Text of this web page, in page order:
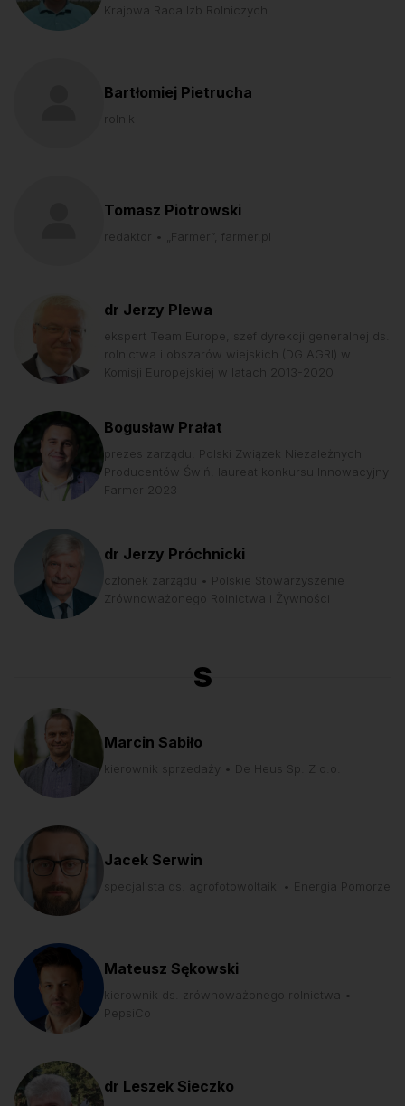
Krajowa Rada Izb Rolniczych
Bartłomiej Pietrucha
rolnik
Tomasz Piotrowski
redaktor • „Farmer”, farmer.pl
dr Jerzy Plewa
ekspert Team Europe, szef dyrekcji generalnej ds.
rolnictwa i obszarów wiejskich (DG AGRI) w
Komisji Europejskiej w latach 2013-2020
Bogusław Prałat
prezes zarządu, Polski Związek Niezależnych
Producentów Świń, laureat konkursu Innowacyjny
Farmer 2023
dr Jerzy Próchnicki
członek zarządu • Polskie Stowarzyszenie
Zrównoważonego Rolnictwa i Żywności
S
Marcin Sabiło
kierownik sprzedaży • De Heus Sp. Z o.o.
Jacek Serwin
specjalista ds. agrofotowoltaiki • Energia Pomorze
Mateusz Sękowski
kierownik ds. zrównoważonego rolnictwa •
PepsiCo
dr Leszek Sieczko